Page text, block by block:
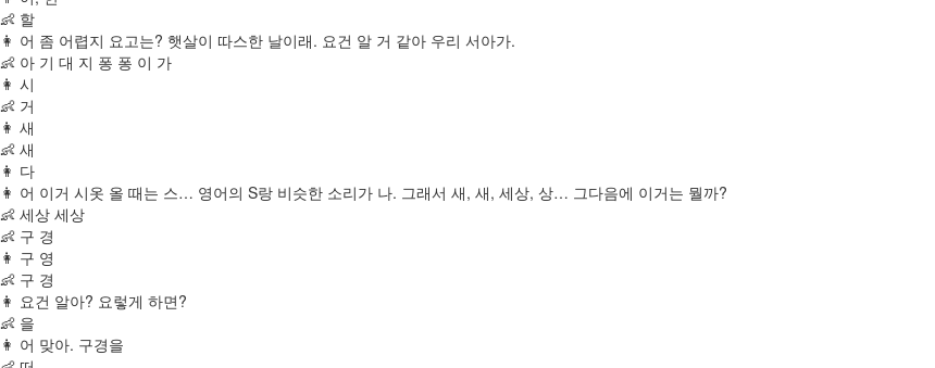
👶 할
👩 어 좀 어렵지 요고는? 햇살이 따스한 날이래. 요건 알 거 같아 우리 서아가.
👶 아 기 대 지 퐁 퐁 이 가
👩 시
👶 거
👩 새
👶 새
👩 다
👩 어 이거 시옷 올 때는 스… 영어의 S랑 비슷한 소리가 나. 그래서 새, 새, 세상, 상… 그다음에 이거는 뭘까?
👶 세상 세상
👶 구 경
👩 구 영
👶 구 경
👩 요건 알아? 요렇게 하면?
👶 을
👩 어 맞아. 구경을